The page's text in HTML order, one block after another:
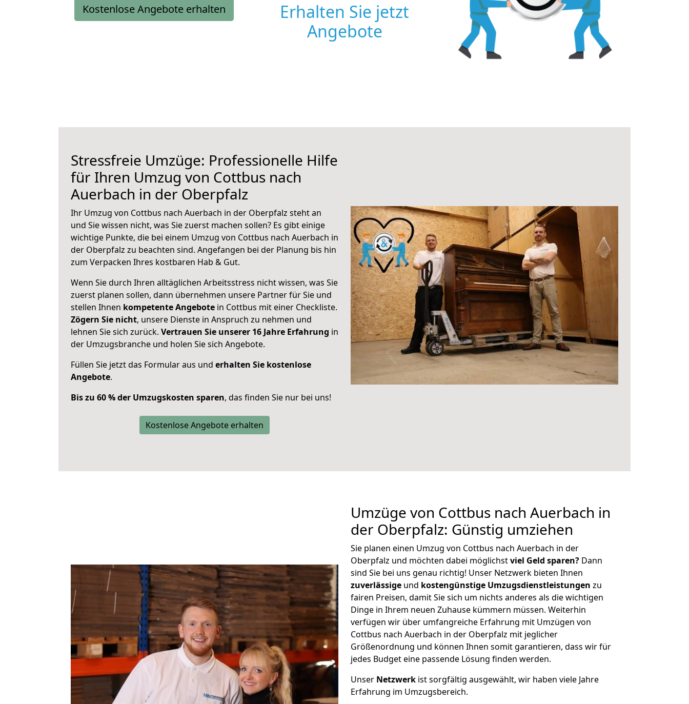
Kostenlose Angebote erhalten
Erhalten Sie jetzt
Angebote
Stressfreie Umzüge: Professionelle Hilfe
für Ihren Umzug von Cottbus nach
Auerbach in der Oberpfalz
Ihr Umzug von Cottbus nach Auerbach in der Oberpfalz steht an
und Sie wissen nicht, was Sie zuerst machen sollen? Es gibt einige
wichtige Punkte, die bei einem Umzug von Cottbus nach Auerbach in
der Oberpfalz zu beachten sind. Angefangen bei der Planung bis hin
zum Verpacken Ihres kostbaren Hab & Gut.
Wenn Sie durch Ihren alltäglichen Arbeitsstress nicht wissen, was Sie
zuerst planen sollen, dann übernehmen unsere Partner für Sie und
stellen Ihnen kompetente Angebote in Cottbus mit einer Checkliste.
Zögern Sie nicht, unsere Dienste in Anspruch zu nehmen und
lehnen Sie sich zurück. Vertrauen Sie unserer 16 Jahre Erfahrung in
der Umzugsbranche und holen Sie sich Angebote.
Füllen Sie jetzt das Formular aus und erhalten Sie kostenlose
Angebote.
Bis zu 60 % der Umzugskosten sparen, das finden Sie nur bei uns!
Kostenlose Angebote erhalten
Umzüge von Cottbus nach Auerbach in
der Oberpfalz: Günstig umziehen
Sie planen einen Umzug von Cottbus nach Auerbach in der
Oberpfalz und möchten dabei möglichstviel Geld sparen? Dann
sind Sie bei uns genau richtig! Unser Netzwerk bieten Ihnen
zuverlässige und kostengünstige Umzugsdienstleistungen zu
fairen Preisen, damit Sie sich um nichts anderes als die wichtigen
Dinge in Ihrem neuen Zuhause kümmern müssen. Weiterhin
verfügen wir über umfangreiche Erfahrung mit Umzügen von
Cottbus nach Auerbach in der Oberpfalz mit jeglicher
Größenordnung und können Ihnen somit garantieren, dass wir für
jedes Budget eine passende Lösung finden werden.
Unser Netzwerk ist sorgfältig ausgewählt, wir haben viele Jahre
Erfahrung im Umzugsbereich.